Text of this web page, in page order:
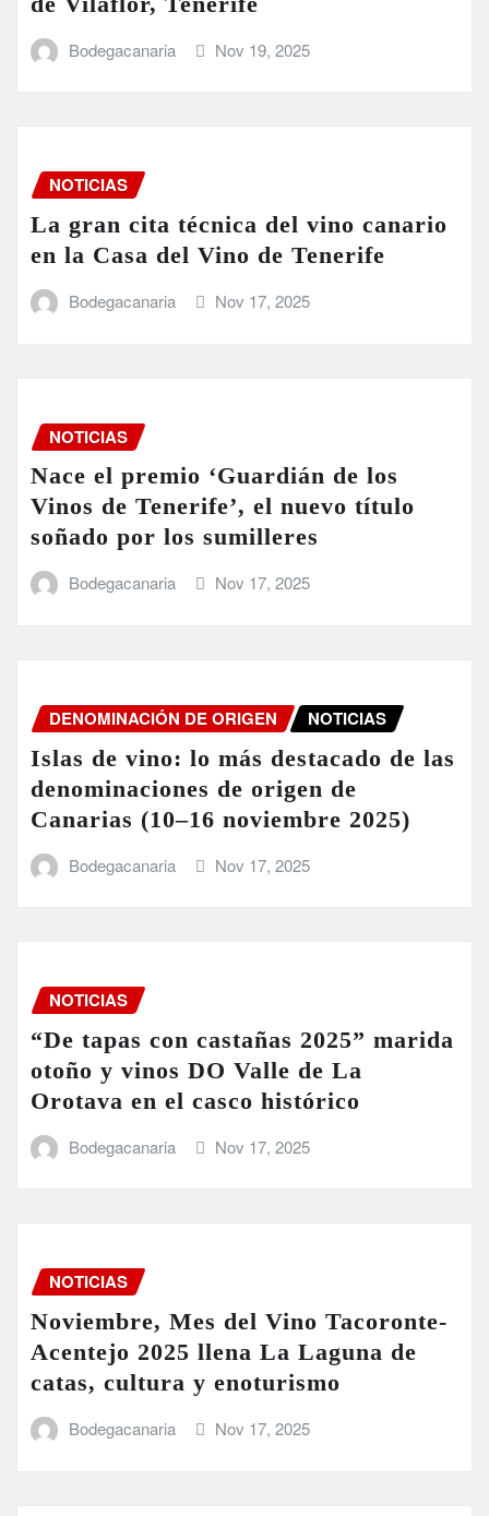
Bodegacanaria Nov 19, 2025
NOTICIAS
La gran cita técnica del vino canario
en la Casa del Vino de Tenerife
Bodegacanaria Nov 17, 2025
NOTICIAS
Nace el premio ‘Guardián de los
Vinos de Tenerife’, el nuevo título
soñado por los sumilleres
Bodegacanaria Nov 17, 2025
DENOMINACIÓN DE ORIGEN NOTICIAS
Islas de vino: lo más destacado de las
denominaciones de origen de
Canarias (10–16 noviembre 2025)
Bodegacanaria Nov 17, 2025
NOTICIAS
“De tapas con castañas 2025” marida
otoño y vinos DO Valle de La
Orotava en el casco histórico
Bodegacanaria Nov 17, 2025
NOTICIAS
Noviembre, Mes del Vino Tacoronte-
Acentejo 2025 llena La Laguna de
catas, cultura y enoturismo
Bodegacanaria Nov 17, 2025